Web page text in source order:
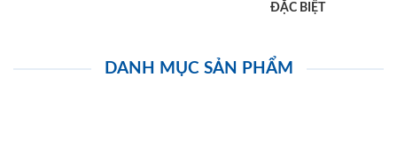
ĐẶC BIỆT
DANH MỤC SẢN PHẨM